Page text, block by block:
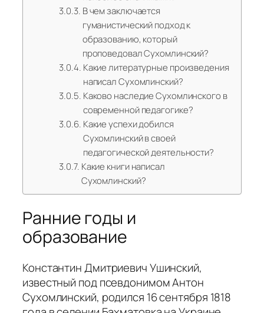
В чем заключается
гуманистический подход к
образованию, который
проповедовал Сухомлинский?
Какие литературные произведения
написал Сухомлинский?
Каково наследие Сухомлинского в
современной педагогике?
Какие успехи добился
Сухомлинский в своей
педагогической деятельности?
Какие книги написал
Сухомлинский?
Ранние годы и
образование
Константин Дмитриевич Ушинский,
известный под псевдонимом Антон
Сухомлинский, родился 16 сентября 1818